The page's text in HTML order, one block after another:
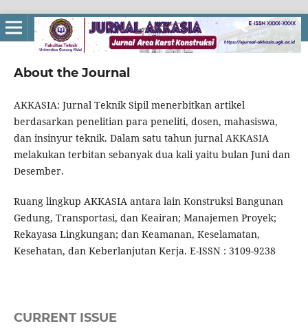
About the Journal
AKKASIA: Jurnal Teknik Sipil menerbitkan artikel
berdasarkan penelitian para peneliti, dosen, mahasiswa,
dan insinyur teknik. Dalam satu tahun jurnal AKKASIA
melakukan terbitan sebanyak dua kali yaitu bulan Juni dan
Desember.
Ruang lingkup AKKASIA antara lain Konstruksi Bangunan
Gedung, Transportasi, dan Keairan; Manajemen Proyek;
Rekayasa Lingkungan; dan Keamanan, Keselamatan,
Kesehatan, dan Keberlanjutan Kerja. E-ISSN : 3109-9238
CURRENT ISSUE